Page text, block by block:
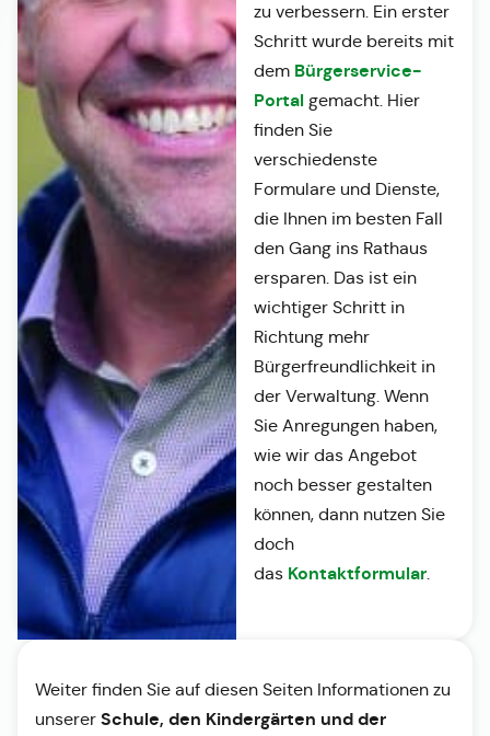
zu verbessern. Ein erster
Schritt wurde bereits mit
dem Bürgerservice-
Portalgemacht. Hier
finden Sie
verschiedenste
Formulare und Dienste,
die Ihnen im besten Fall
den Gang ins Rathaus
ersparen. Das ist ein
wichtiger Schritt in
Richtung mehr
Bürgerfreundlichkeit in
der Verwaltung. Wenn
Sie Anregungen haben,
wie wir das Angebot
noch besser gestalten
können, dann nutzen Sie
doch
das Kontaktformular.
Weiter finden Sie auf diesen Seiten Informationen zu
unserer Schule, den Kindergärten und der